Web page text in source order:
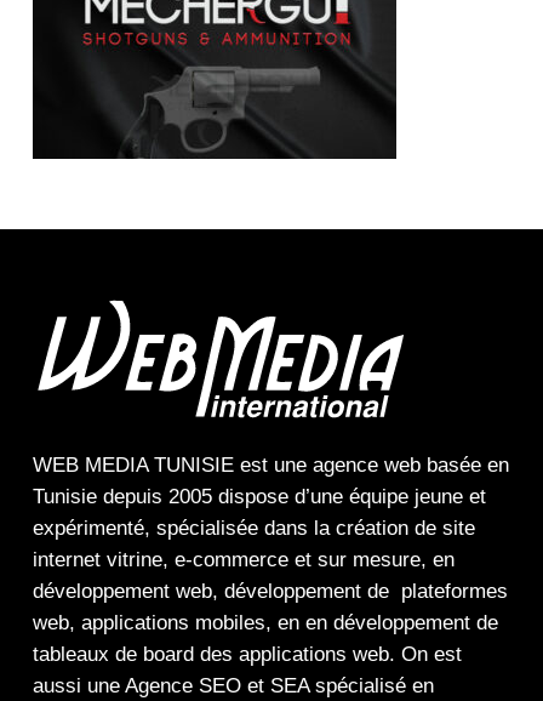
WEB MEDIA TUNISIEest une agence webbasée en
Tunisie depuis 2005 dispose d’une équipe jeune et
expérimenté, spécialisée dans la création de site
internet vitrine, e-commerceet sur mesure, en
développement web, développement de plateformes
web, applications mobiles, en en développement de
tableaux de boarddes applications web. On est
aussi une Agence SEOet SEAspécialisé en